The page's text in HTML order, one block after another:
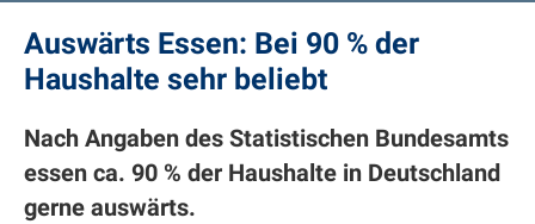
Auswärts Essen: Bei 90 % der
Haushalte sehr beliebt
Nach Angaben des Statistischen Bundesamts
essen ca. 90 % der Haushalte in Deutschland
gerne auswärts.